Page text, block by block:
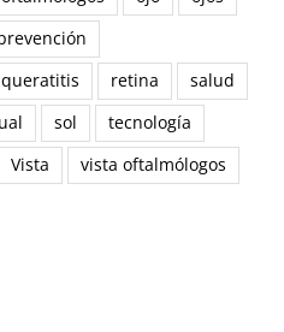
queratitis retina
salud
sol
tecnología
Vista vista oftalmólogos